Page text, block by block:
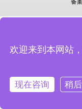
备
欢迎来到本网站
现在咨询 稍